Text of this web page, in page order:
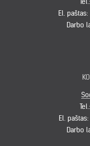
El. paštas:
Darbo
Tel.:
El. paštas:
Darbo